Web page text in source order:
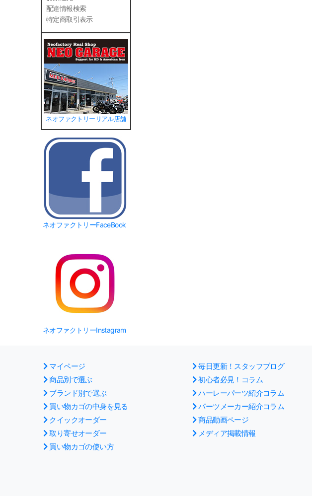
配達情報検索
特定商取引表示
ネオファクトリーリアル店舗
ネオファクトリーFaceBook
ネオファクトリーInstagram
マイページ
商品別で選ぶ
ブランド別で選ぶ
買い物カゴの中身を見る
クイックオーダー
取り寄せオーダー
買い物カゴの使い方
毎日更新！スタッフブログ
初心者必見！コラム
ハーレーパーツ紹介コラム
パーツメーカー紹介コラム
商品動画ページ
メディア掲載情報